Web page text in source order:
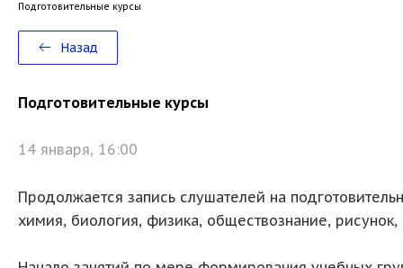
Подготовительные курсы
Назад
Подготовительные курсы
14 января, 16:00
Продолжается запись слушателей на
химия, биология, физика, обществознание,